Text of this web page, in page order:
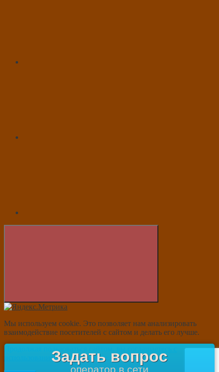
Мы используем cookie. Это позволяет нам анализировать
взаимодействие посетителей с сайтом и делать его лучше.
Продолжая пользоваться сайтом,
использованиемфайлов cookie.
Задать вопрос
оператор в сети